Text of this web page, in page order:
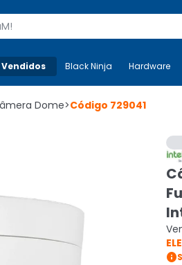
Mais-v- Black Ninja
Black Ninja Hardware
Dome>Código 729041
